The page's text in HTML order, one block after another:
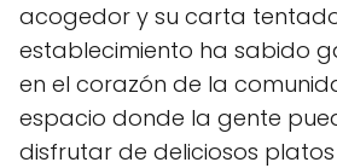
acogedor y su carta
establecimiento ha sabido
en el corazón de la
espacio donde la gente
disfrutar de deliciosos